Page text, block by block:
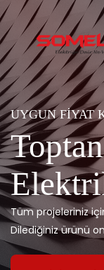
UYGUN FIYAT
Tüm projeleriniz
Dilediğiniz ürünü